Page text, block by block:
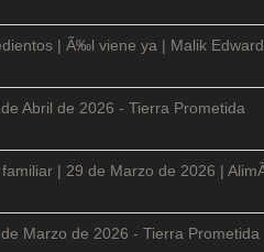
| Ã‰l viene ya | Malik
Abril de 2026 - Tierra Prometida
familiar | 29 de Marzo de 2026 |
Marzo de 2026 - Tierra Prometida